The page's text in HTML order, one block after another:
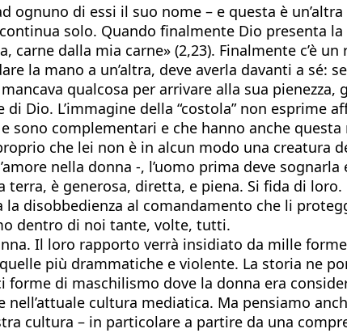
ognuno di essi il suo nome – e questa è
solo. Quando finalmente Dio presenta
dalla mia carne» (2,23). Finalmente c’è
la mano a un’altra, deve averla davanti a sé:
qualcosa per arrivare alla sua
Dio. L’immagine della “costola” non esprime
sono complementari e che hanno anche
che lei non è in alcun modo una creatura
nella donna -, l’uomo prima deve sognarla
terra, è generosa, diretta, e piena. Si fida di
disobbedienza al comandamento che li
dentro di noi tante, volte, tutti.
Il loro rapporto verrà insidiato da mille
più drammatiche e violente. La storia ne
di maschilismo dove la donna era
cultura mediatica. Ma pensiamo
cultura – in particolare a partire da una